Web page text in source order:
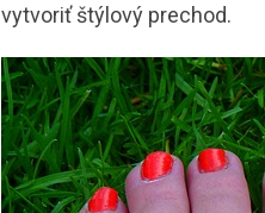
vytvoriť štýlový prechod.